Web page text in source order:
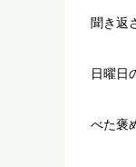
聞き返
日曜日
べた褒